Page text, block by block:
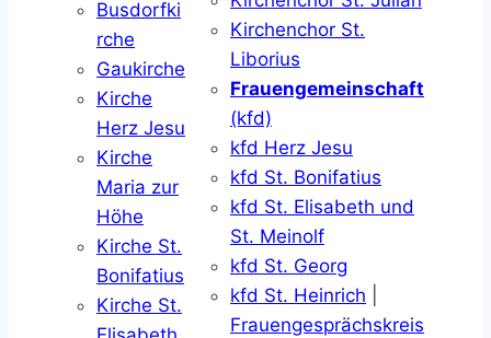
Busdorfki
rche
Gaukirche
Kirche
Herz Jesu
Kirche
Maria zur
Höhe
Kirche St.
Bonifatius
Kirche St.
Kirchenchor St.
Liborius
Frauengemeinschaft
(kfd)
kfd Herz Jesu
kfd St. Bonifatius
kfd St. Elisabeth und
St. Meinolf
kfd St. Georg
kfd St. Heinrich
Frauengesprächskreis